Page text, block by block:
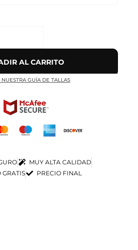
AL CARRITO
NUESTRA GUÍA DE TALLAS
MUY ALTA CALIDAD
GRATIS
PRECIO FINAL